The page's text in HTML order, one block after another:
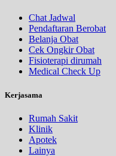
Chat Jadwal
Pendaftaran Berobat
Belanja Obat
Cek Ongkir Obat
Fisioterapi dirumah
Medical Check Up
Kerjasama
Rumah Sakit
Klinik
Apotek
Lainya